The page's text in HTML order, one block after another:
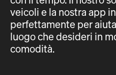
veicoli e la nostra app
perfettamente per
luogo che desideri in
comodità.